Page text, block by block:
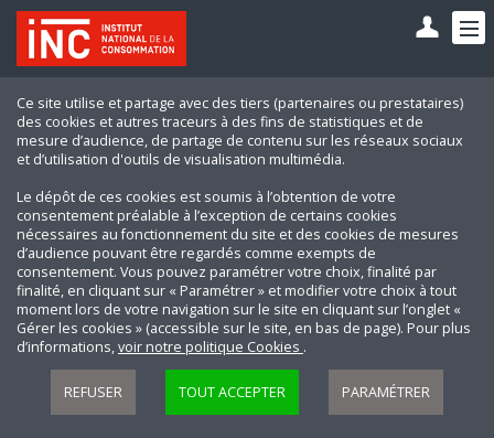
Ce site utilise et partage avec des tiers (partenaires ou prestataires)
des cookies et autres traceurs à des fins de statistiques et de
mesure d’audience, de partage de contenu sur les réseaux sociaux
et d’utilisation d'outils de visualisation multimédia.
Le dépôt de ces cookies est soumis à l’obtention de votre
consentement préalable à l’exception de certains cookies
nécessaires au fonctionnement du site et des cookies de mesures
d’audience pouvant être regardés comme exempts de
consentement. Vous pouvez paramétrer votre choix, finalité par
finalité, en cliquant sur « Paramétrer » et modifier votre choix à tout
moment lors de votre navigation sur le site en cliquant sur l’onglet «
Gérer les cookies » (accessible sur le site, en bas de page). Pour plus
d’informations,voir notre politique Cookies .
REFUSER TOUT ACCEPTER PARAMÉTRER